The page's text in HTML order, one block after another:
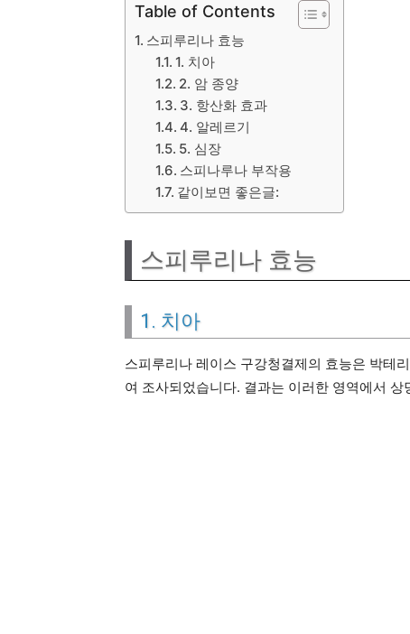
Table of Contents
스피루리나 효능
1. 치아
2. 암 종양
3. 항산화 효과
4. 알레르기
5. 심장
스피나루나 부작용
같이보면 좋은글:
스피루리나 효능
1. 치아
스피루리나 레이스 구강청결제의 효능은 박테
여 조사되었습니다. 결과는 이러한 영역에서